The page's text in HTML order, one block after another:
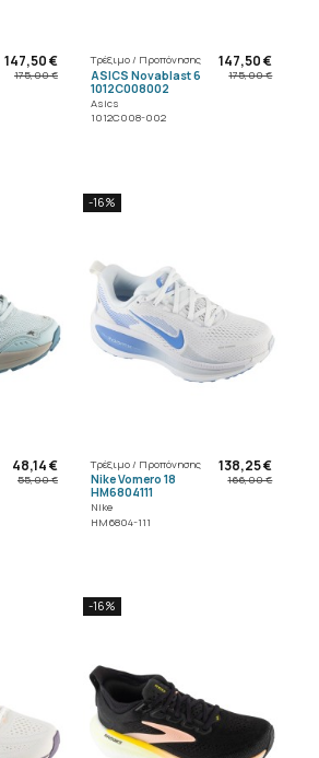
147,50 €
175,00 €
Τρέξιμο / Προπόνησης
ASICS Novablast 6
1012C008002
Asics
1012C008-002
147,50 €
175,00 €
48,14 €
55,00 €
-16%
Τρέξιμο / Προπόνησης
Nike Vomero 18
HM6804111
Nike
HM6804-111
138,25 €
166,00 €
-16%